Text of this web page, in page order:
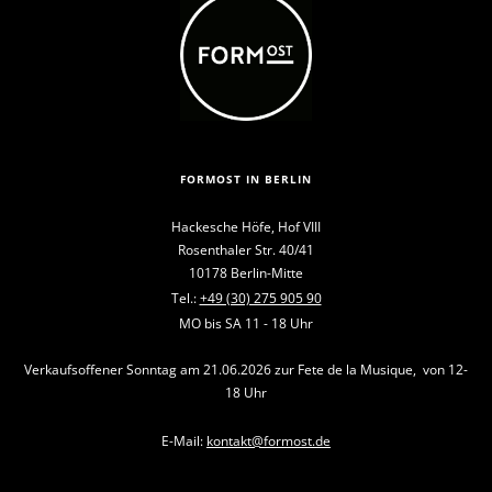
FORMOST IN BERLIN
Hackesche Höfe, Hof VIII
Rosenthaler Str. 40/41
10178 Berlin-Mitte
Tel.:+49 (30) 275 905 90
MO bis SA 11 - 18 Uhr
Verkaufsoffener Sonntag am 21.06.2026 zur Fete de la Musique, von 12-
18 Uhr
E-Mail: kontakt@formost.de